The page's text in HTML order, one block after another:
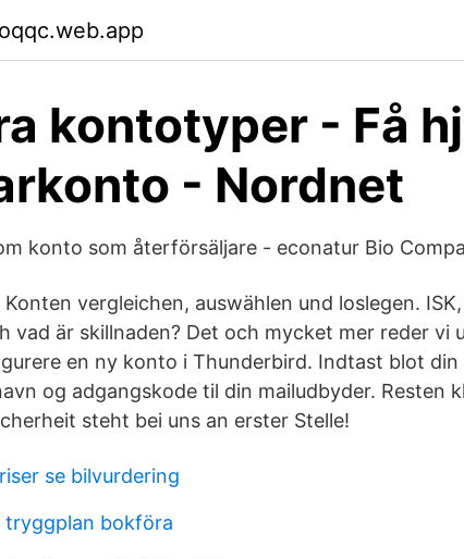
kontotyper - Få
- Nordnet
konto som återförsäljare - econatur Bio
Konten vergleichen, auswählen und loslegen.
vad är skillnaden? Det och mycket mer reder vi
en ny konto i Thunderbird. Indtast blot din
og adgangskode til din mailudbyder. Resten
steht bei uns an erster Stelle!
se bilvurdering
tryggplan bokföra